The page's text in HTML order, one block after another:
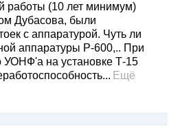
работы (10 лет минимум)
Дубасова, были
с аппаратурой. Чуть ли
аппаратуры Р-600,.. При
УОНФ'а на установке Т-15
Ещё